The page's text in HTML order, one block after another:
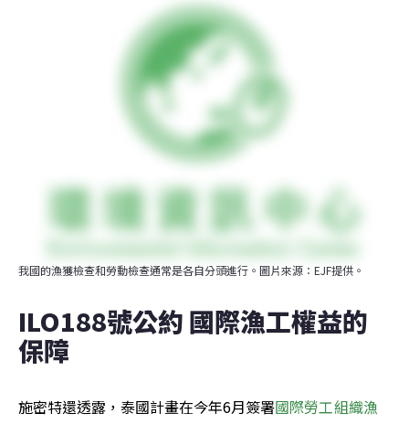
我國的漁獲檢查和勞動檢查通常是各自分頭進行。圖片來源：EJF提供。
ILO188號公約 國際漁工權益的
保障
施密特還透露，泰國計畫在今年6月簽署國際勞工組織漁